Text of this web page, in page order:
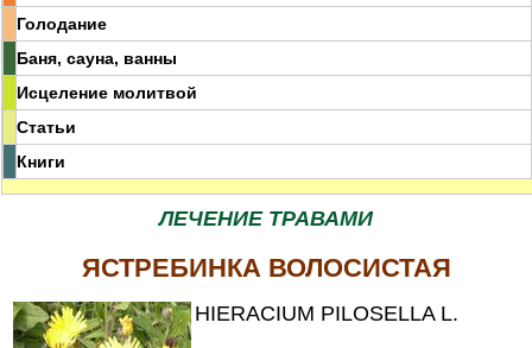
Голодание
Баня, сауна, ванны
Исцеление молитвой
Статьи
Книги
ЛЕЧЕНИЕ ТРАВАМИ
ЯСТРЕБИНКА ВОЛОСИСТАЯ
HIERACIUM PILOSELLA L.